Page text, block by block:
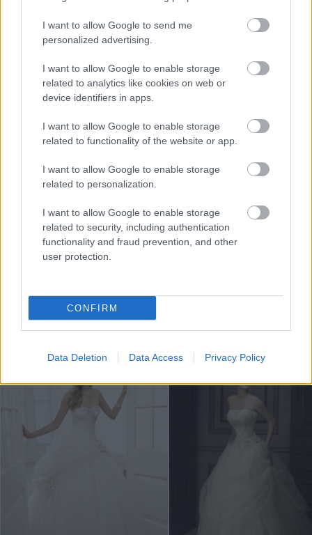
I want to allow Google to send me
personalized advertising.
I want to allow Google to enable storage
related to analytics like cookies on web or
device identifiers in apps.
I want to allow Google to enable storage
related to functionality of the website or app.
I want to allow Google to enable storage
related to personalization.
I want to allow Google to enable storage
related to security, including authentication
functionality and fraud prevention, and other
user protection.
CONFIRM
Data Deletion Data Access Privacy Policy
Best Bride -
4300 lei